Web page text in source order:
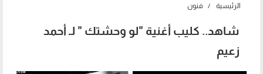
الرئيسية فنون
شاهد.. كليب أغنية "لو وحشتك " لـ أحمد
زعيم